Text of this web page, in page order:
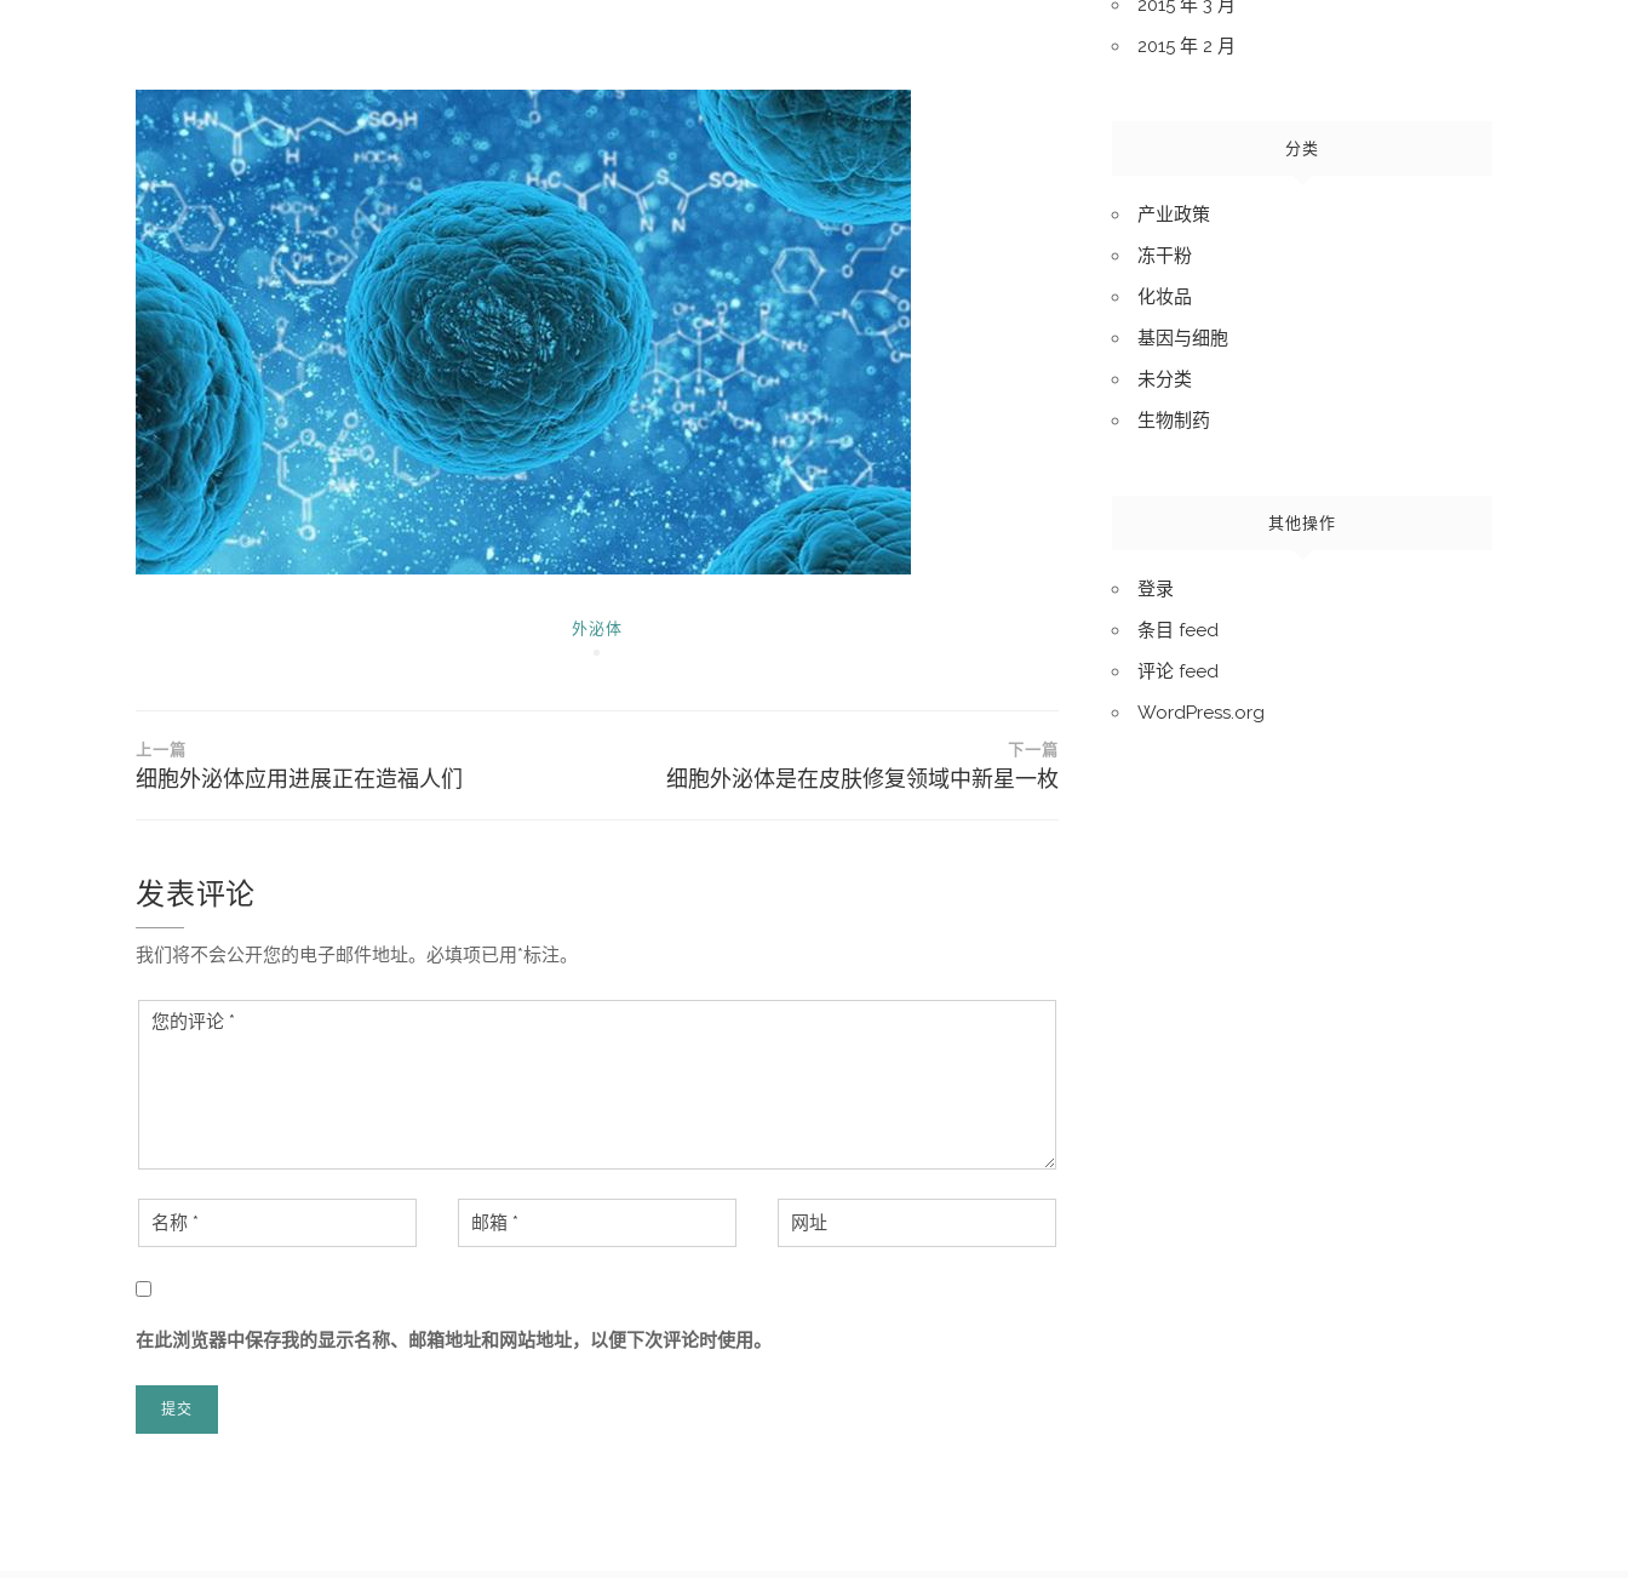
外泌体
文
章
航
上一篇
细胞外泌体应用进展正在造福人们
下一篇
细胞外泌体是在皮肤修复领域中新星一枚
发表评论
我们将不会公开您的电子邮件地址。必填项已用*标注。
在此浏览器中保存我的显示名称、邮箱地址和网站地址，以便下次评论时使用。
2015 年 3 月
2015 年 2 月
分类
产业政策
冻干粉
化妆品
基因与细胞
未分类
生物制药
其他操作
登录
条目 feed
评论 feed
WordPress.org